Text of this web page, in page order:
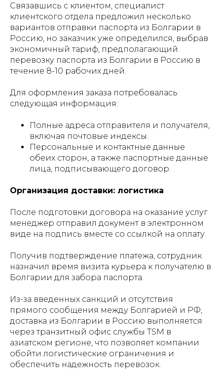
Связавшись с клиентом, специалист
клиентского отдела предложил несколько
вариантов отправки паспорта из Болгарии в
Россию, но заказчик уже определился, выбрав
экономичный тариф, предполагающий
перевозку паспорта из Болгарии в Россию в
течение 8-10 рабочих дней.
Для оформления заказа потребовалась
следующая информация:
Полные адреса отправителя и получателя,
включая почтовые индексы.
Персональные и контактные данные
обеих сторон, а также паспортные данные
лица, подписывающего договор.
Организация доставки: логистика
После подготовки договора на оказание услуг
менеджер отправил документ в электронном
виде на подпись вместе со ссылкой на оплату.
Получив подтверждение платежа, сотрудник
назначил время визита курьера к получателю в
Болгарии для забора паспорта.
Из-за введенных санкций и отсутствия
прямого сообщения между Болгарией и РФ,
доставка из Болгарии в Россию выполняется
через транзитный офис службы TSM в
азиатском регионе, что позволяет компании
обойти логистические ограничения и
обеспечить надежность перевозок.